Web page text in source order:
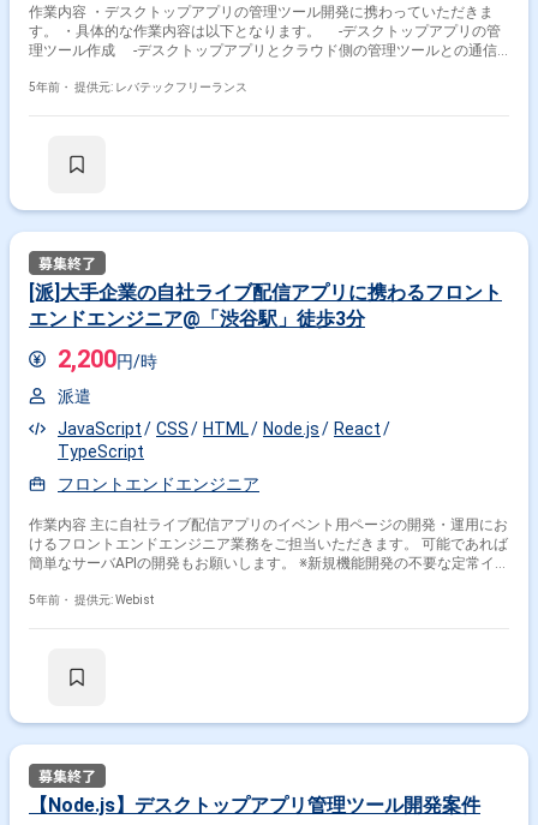
作業内容 ・デスクトップアプリの管理ツール開発に携わっていただきま
す。 ・具体的な作業内容は以下となります。 -デスクトップアプリの管
理ツール作成 -デスクトップアプリとクラウド側の管理ツールとの通信
イアントの動作制御 -管理Webサイトの追加開発とバグFIX
5年前・ 提供元: レバテックフリーランス
[派]大手企業の自社ライブ配信アプリに携わるフロント
エンドエンジニア@「渋谷駅」徒歩3分
2,200円/時
派遣
JavaScript
CSS HTML Node.js
React
TypeScript
フロントエンドエンジニア
作業内容 主に自社ライブ配信アプリのイベント用ページの開発・運用にお
けるフロントエンドエンジニア業務をご担当いただきます。 可能であれば
簡単なサーバAPIの開発もお願いします。 ※新規機能開発の不要な定常イベ
Node.js、TypeScript、React.js、 HTML/ CSS、JavaScript、Mac ※派遣元
5年前・ 提供元: Webist
【Node.js】デスクトップアプリ管理ツール開発案件
特徴で絞り込む
JavaScript × 副業 JavaScript × 在宅・リモート
その他の条件で検索する
HTML
その他の職種から探す
フロントエンドエンジニア
バックエンドエンジニア
PM